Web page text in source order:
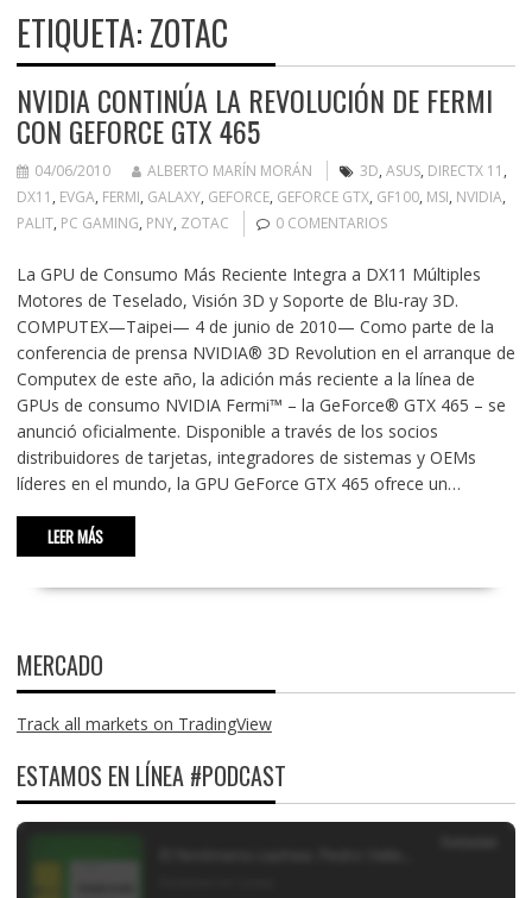
ETIQUETA:ZOTAC
NVIDIA CONTINÚA LA REVOLUCIÓN DE FERMI
CON GEFORCE GTX 465
04/06/2010 ALBERTO MARÍN MORÁN 3D, ASUS, DIRECTX 11 ,
DX11 , EVGA, FERMI, GALAXY, GEFORCE, GEFORCE GTX, GF100, MSI, NVIDIA,
PALIT, PC GAMING, PNY, ZOTAC 0 COMENTARIOS
La GPU de Consumo Más Reciente Integra a DX11 Múltiples
Motores de Teselado, Visión 3D y Soporte de Blu-ray 3D.
COMPUTEX—Taipei— 4 de junio de 2010— Como parte de la
conferencia de prensa NVIDIA® 3D Revolution en el arranque de
Computex de este año, la adición más reciente a la línea de
GPUs de consumo NVIDIA Fermi™ – la GeForce® GTX 465 – se
anunció oficialmente. Disponible a través de los socios
distribuidores de tarjetas, integradores de sistemas y OEMs
líderes en el mundo, la GPU GeForce GTX 465 ofrece un…
LEER MÁS
MERCADO
Track all markets on TradingView
ESTAMOS EN LÍNEA #PODCAST